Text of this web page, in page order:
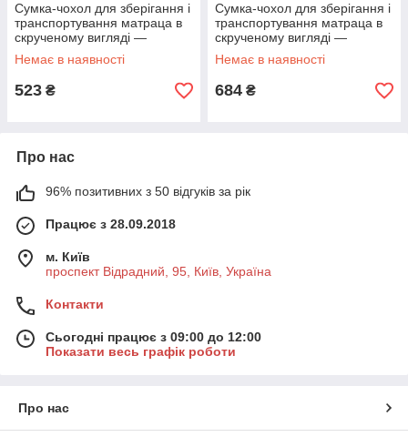
Сумка-чохол для зберігання і
транспортування матраца в
скрученому вигляді —
Ширина до 90 см Ширина до
150 см
Немає в наявності
523 ₴
Сумка-чохол для зберігання і
транспортування матраца в
скрученому вигляді —
Ширина до 90 см Ширина до
180 см
Немає в наявності
684 ₴
Про нас
96% позитивних з 50 відгуків за рік
Працює з 28.09.2018
м. Київ
проспект Відрадний, 95, Київ, Україна
Контакти
Сьогодні працює з 09:00 до 12:00
Показати весь графік роботи
Про нас